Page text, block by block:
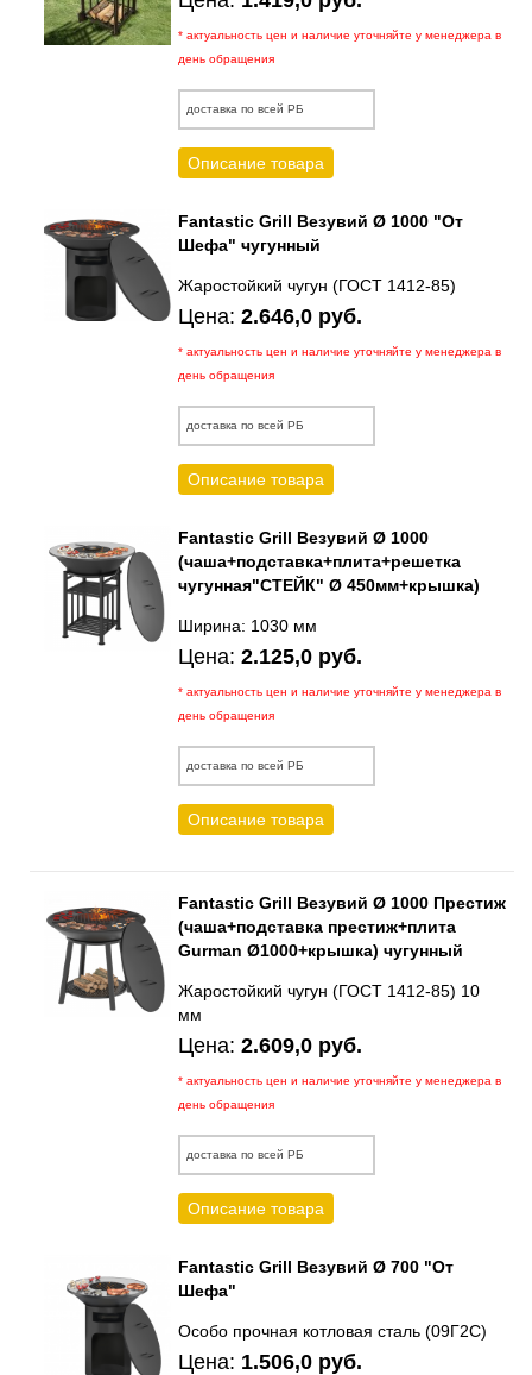
* актуальность цен и наличие уточняйте у менеджера в
день обращения
доставка по всей РБ
Описание товара
Fantastic Grill Везувий Ø 1000 "От
Шефа" чугунный
Жаростойкий чугун (ГОСТ 1412-85)
Цена: 2.646,0 руб.
* актуальность цен и наличие уточняйте у менеджера в
день обращения
доставка по всей РБ
Описание товара
Fantastic Grill Везувий Ø 1000
(чаша+подставка+плита+решетка
чугунная"СТЕЙК" Ø 450мм+крышка)
Ширина: 1030 мм
Цена: 2.125,0 руб.
* актуальность цен и наличие уточняйте у менеджера в
день обращения
доставка по всей РБ
Описание товара
Fantastic Grill Везувий Ø 1000 Престиж
(чаша+подставка престиж+плита
Gurman Ø1000+крышка) чугунный
Жаростойкий чугун (ГОСТ 1412-85) 10
мм
Цена: 2.609,0 руб.
* актуальность цен и наличие уточняйте у менеджера в
день обращения
доставка по всей РБ
Описание товара
Fantastic Grill Везувий Ø 700 "От
Шефа"
Особо прочная котловая сталь (09Г2С)
Цена: 1.506,0 руб.